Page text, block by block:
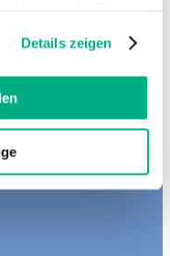
weiterhin nutzen.
Impressum
Details zeigen